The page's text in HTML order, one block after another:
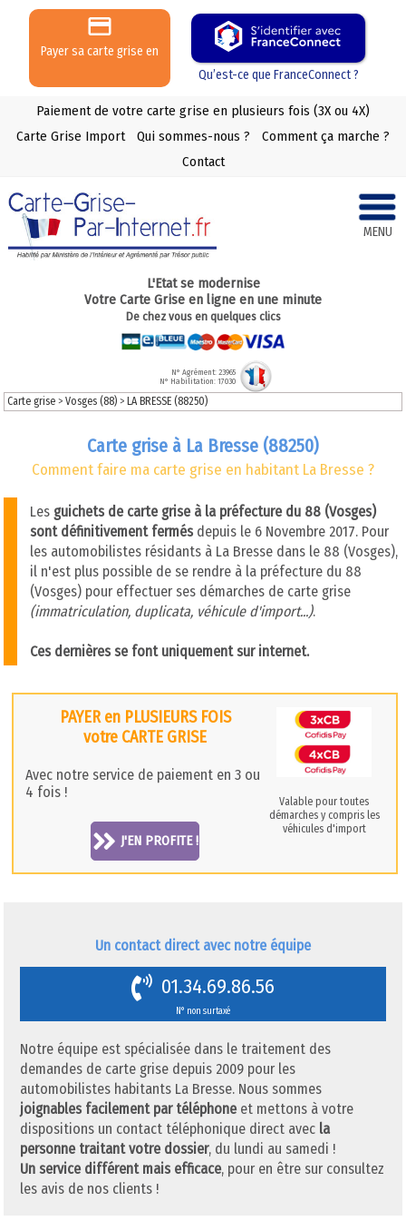
Payer sa carte grise en
Qu’est-ce que FranceConnect ?
Paiement de votre carte grise en plusieurs fois (3X ou 4X)
Carte Grise Import
Qui sommes-nous ?
Comment ça marche ?
Contact
MENU
L'Etat se modernise
Votre Carte Grise en ligne en une minute
De chez vous en quelques clics
N° Agrément: 23965
N° Habilitation: 17030
Carte grise >Vosges (88)> LA BRESSE (88250)
Carte grise à La Bresse (88250)
Comment faire ma carte grise en habitant La Bresse ?
Les guichets de carte grise à la préfecture du 88 (Vosges)
sont définitivement fermésdepuis le 6 Novembre 2017. Pour
les automobilistes résidants à La Bresse dans le 88 (Vosges),
il n'est plus possible de se rendre à la préfecture du 88
(Vosges) pour effectuer ses démarches de carte grise
(immatriculation, duplicata, véhicule d'import...).
Ces dernières se font uniquement sur internet.
PAYER en PLUSIEURS FOIS
votre CARTE GRISE
Avec notre service de paiement en 3 ou
4 fois !
J'EN PROFITE !
Valable pour toutes
démarches y compris les
véhicules d'import
Un contact direct avec notre équipe
01.34.69.86.56
N° non surtaxé
Notre équipe est spécialisée dans le traitement des
demandes de carte grise depuis 2009 pour les
automobilistes habitants La Bresse. Nous sommes
joignables facilement par téléphone et mettons à votre
dispositions un contact téléphonique direct avec la
personne traitant votre dossier, du lundi au samedi !
Un service différent mais efficace, pour en être sur consultez
les avis de nos clients !